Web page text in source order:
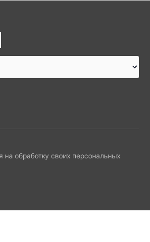
на обработку своих персональных